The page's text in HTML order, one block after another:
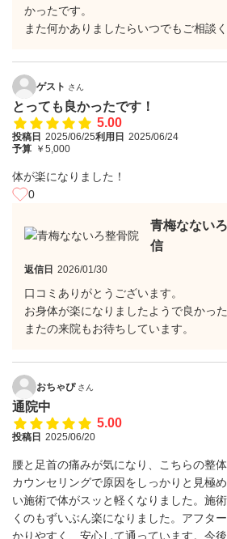
かったです。
また何かありましたらいつでもご相談く
ゲスト さん
とっても良かったです！
5.00
投稿日 2025/06/25利用日 2025/06/24
予算 ￥5,000
体が楽になりました！
0
青梅なない
信
返信日 2026/01/30
口コミありがとうございます。
お身体が楽になりましたようで良かった
またの来院もお待ちしています。
おちゃぴ さん
通院中
5.00
投稿日 2025/06/20
腰と足首の痛みが気になり、こちらの整
カウンセリングで原因をしっかりと見極
い施術で体がスッと軽くなりました。施
くのもずいぶん楽になりました。アフタ
かりやすく、安心して通っています。今